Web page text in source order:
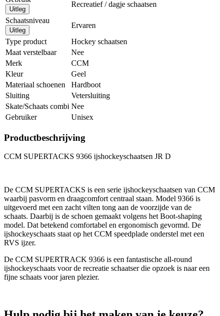
Uitleg
Recreatief / dagje schaatsen
Schaatsniveau
Uitleg
Ervaren
Type product
Hockey schaatsen
Maat verstelbaar
Nee
Merk
CCM
Kleur
Geel
Materiaal schoenen
Hardboot
Sluiting
Vetersluiting
Skate/Schaats combi Nee
Gebruiker
Unisex
Productbeschrijving
CCM SUPERTACKS 9366 ijshockeyschaatsen JR D
De CCM SUPERTACKS is een serie ijshockeyschaatsen van CCM
waarbij pasvorm en draagcomfort centraal staan. Model 9366 is
uitgevoerd met een zacht vilten tong aan de voorzijde van de
schaats. Daarbij is de schoen gemaakt volgens het Boot-shaping
model. Dat betekend comfortabel en ergonomisch gevormd. De
ijshockeyschaats staat op het CCM speedplade onderstel met een
RVS ijzer.
De CCM SUPERTRACK 9366 is een fantastische all-round
ijshockeyschaats voor de recreatie schaatser die opzoek is naar een
fijne schaats voor jaren plezier.